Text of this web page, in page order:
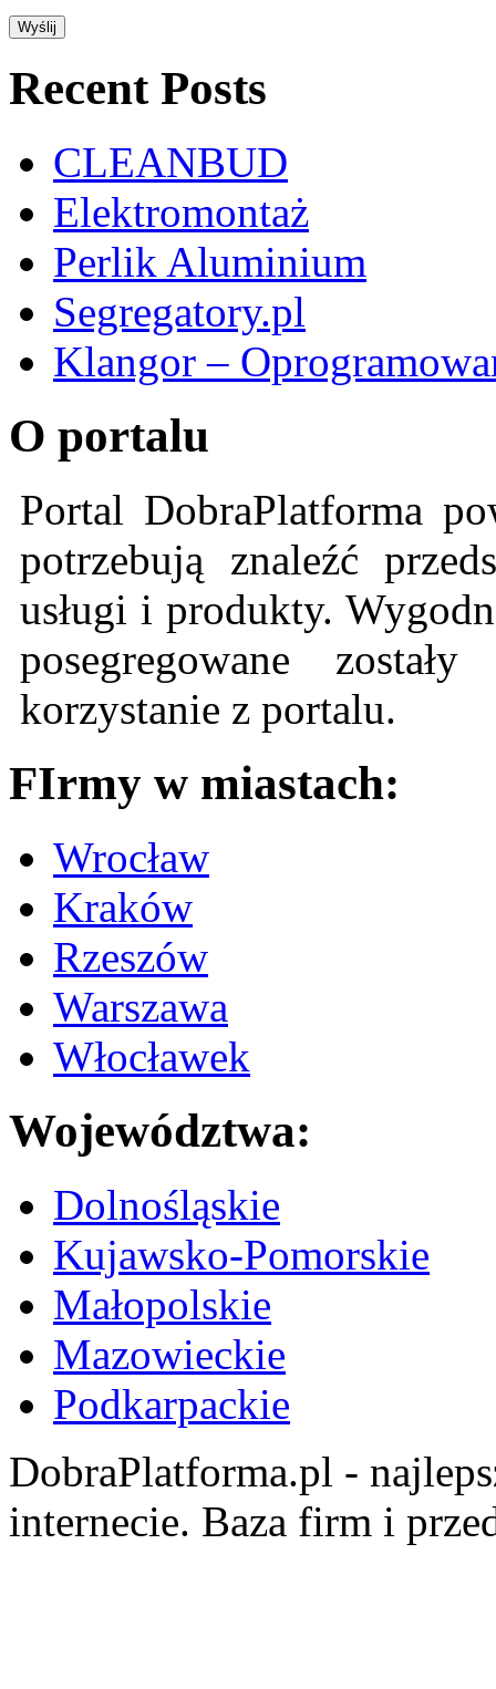
Recent Posts
CLEANBUD
Elektromontaż
Perlik Aluminium
Segregatory.pl
Klangor –
O portalu
Portal DobraPlatforma
potrzebują znaleźć
usługi i produkty.
posegregowane
korzystanie z portalu.
FIrmy w miastach:
Wrocław
Kraków
Rzeszów
Warszawa
Włocławek
Województwa:
Dolnośląskie
Kujawsko-Pomorskie
Małopolskie
Mazowieckie
Podkarpackie
DobraPlatforma.pl -
internecie. Baza firm i